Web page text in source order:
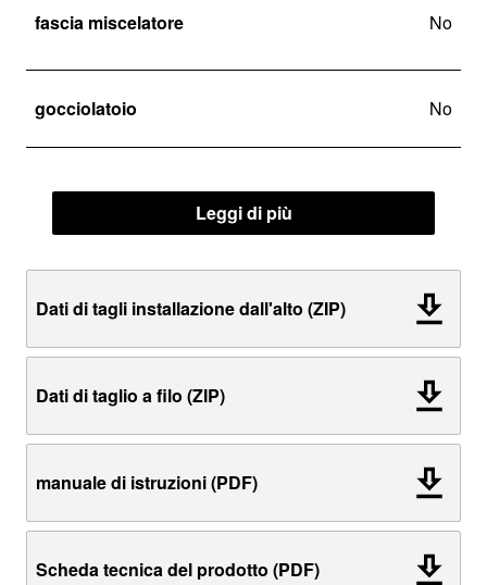
fascia miscelatore No
gocciolatoio No
Leggi di più
Dati di tagli installazione dall'alto (ZIP)
Dati di taglio a filo (ZIP)
manuale di istruzioni (PDF)
Scheda tecnica del prodotto (PDF)